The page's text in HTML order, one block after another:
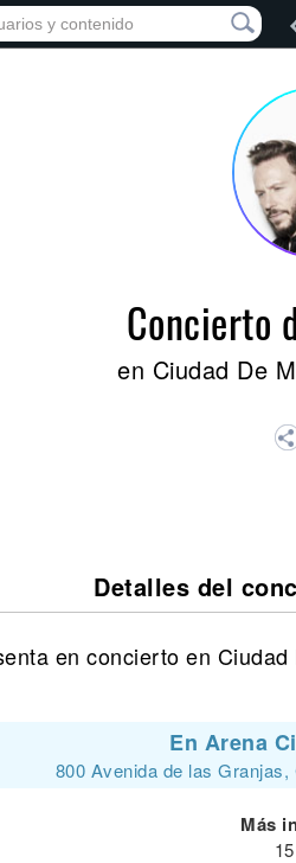
RED SOCIAL MÚSICA
Concierto
en Ciudad De
Detalles del
en concierto en
En Arena
800 Avenida de las
Más